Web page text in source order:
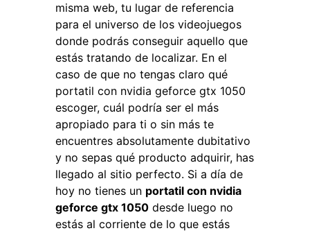
misma web, tu lugar de referencia
para el universo de los videojuegos
donde podrás conseguir aquello que
estás tratando de localizar. En el
caso de que no tengas claro qué
portatil con nvidia geforce gtx 1050
escoger, cuál podría ser el más
apropiado para ti o sin más te
encuentres absolutamente dubitativo
y no sepas qué producto adquirir, has
llegado al sitio perfecto. Si a día de
hoy no tienes un portatil con nvidia
geforce gtx 1050 desde luego no
estás al corriente de lo que estás